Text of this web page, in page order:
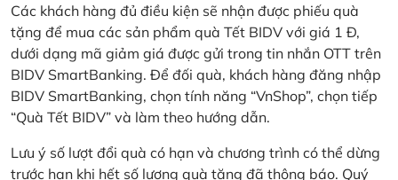
Các khách hàng đủ điều kiện sẽ nhận được phiếu quà
tặng để mua các sản phẩm quà Tết BIDV với giá 1 Đ,
dưới dạng mã giảm giá được gửi trong tin nhắn OTT trên
BIDV SmartBanking. Để đối quà, khách hàng đăng nhập
BIDV SmartBanking, chọn tính năng “VnShop”, chọn tiếp
“Quà Tết BIDV” và làm theo hướng dẫn.
Lưu ý số lượt đổi quà có hạn và chương trình có thể dừng
trước hạn khi hết số lượng quà tặng đã thông báo. Quý